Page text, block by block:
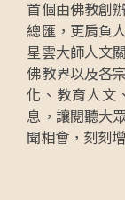
首個由佛教創
總匯，更肩負
星雲大師人文
佛教界以及各
化、教育人文
息，讓閱聽大
聞相會，刻刻